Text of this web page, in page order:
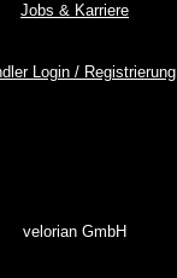
Jobs & Karriere
Login / Registrierung
velorian GmbH